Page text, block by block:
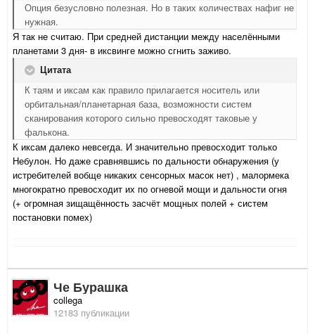
Опция безусловно полезная. Но в таких количествах нафиг не
нужная.
Я так не считаю. При средней дистанции между населёнными
планетами 3 дня- в иксвинге можно сгнить заживо.
Цитата
К таям и иксам как правило прилагается носитель или
орбитальная/планетарная база, возможности систем
сканирования которого сильно превосходят таковые у
фалькона.
К иксам далеко невсегда. И значительно превосходит только
Небулон. Но даже сравнявшись по дальности обнаружения (у
истребителей вобще никаких сенсорных масок нет) , малормека
многократно превосходит их по огневой мощи и дальности огня
(+ огромная зищащённость засчёт мощных полей + систем
постановки помех)
Че Бурашка
collega
12183 публикации